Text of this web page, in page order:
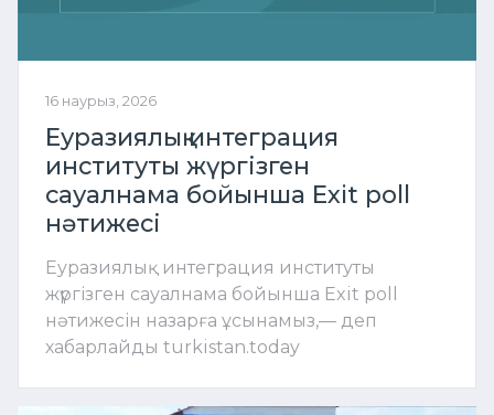
16 наурыз, 2026
Еуразиялық интеграция
институты жүргізген
сауалнама бойынша Exit poll
нәтижесі
Еуразиялық интеграция институты
жүргізген сауалнама бойынша Exit poll
нәтижесін назарға ұсынамыз,— деп
хабарлайды turkistan.today